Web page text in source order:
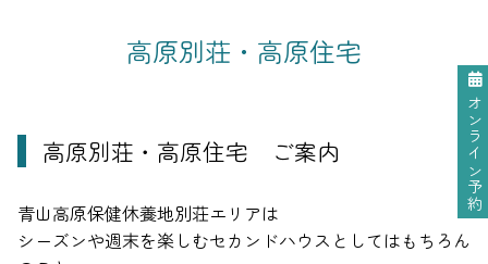
高原別荘・高原住宅
高原別荘・高原住宅 ご案内
青山高原保健休養地別荘エリアは
シーズンや週末を楽しむセカンドハウスとしてはもちろん
オンライン予約